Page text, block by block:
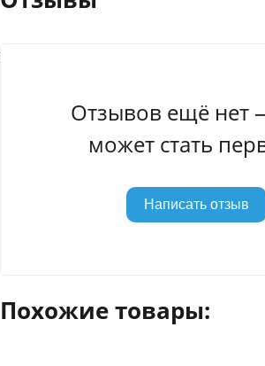
Отзывов ещё нет
может стать
Написать отзыв
Похожие товары: